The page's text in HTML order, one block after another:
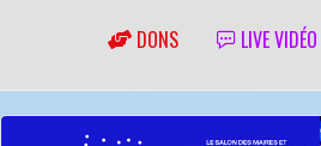
DONS LIVE VIDÉO